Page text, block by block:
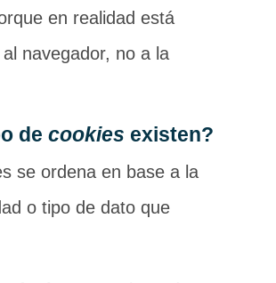
en realidad está
navegador, no a la
de cookies existen?
se ordena en base a la
o tipo de dato que